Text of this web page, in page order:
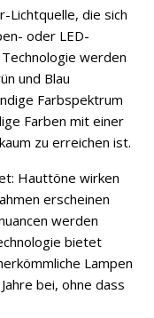
Lichtquelle, die sich
oder LED-
werden
und Blau
Farbspektrum
Farben mit einer
zu erreichen ist.
Hauttöne wirken
erscheinen
werden
bietet
Lampen
bei, ohne dass